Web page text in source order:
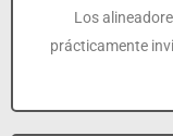
Los
prácticamente